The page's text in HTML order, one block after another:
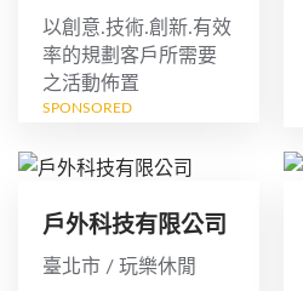
以創意.技術.創新.有效
率的規劃客戶所需要
之活動佈置
SPONSORED
戶外科技有限公司
臺北市 / 玩樂休閒